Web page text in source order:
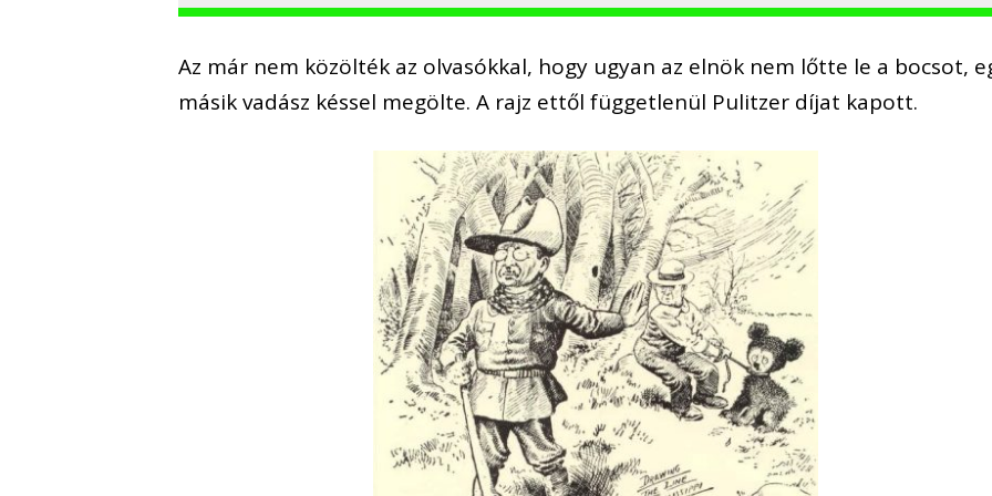
Az már nem közölték az olvasókkal, hogy ugyan az elnök nem lőtte le a bocsot,
másik vadász késsel megölte. A rajz ettől függetlenül Pulitzer díjat kapott.